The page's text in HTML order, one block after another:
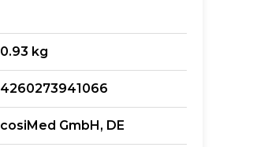
0.93 kg
4260273941066
cosiMed GmbH, DE